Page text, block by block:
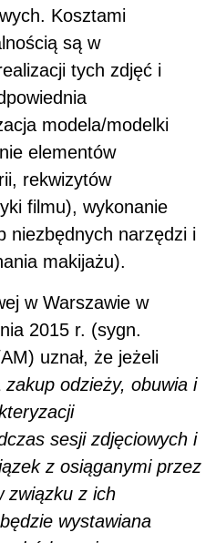
Kosztami
są w
tych zdjęć i
modela/modelki
elementów
rekwizytów
filmu), wykonanie
niezbędnych narzędzi i
makijażu).
w Warszawie w
2015 r. (sygn.
uznał, że jeżeli
odzieży, obuwia i
sesji zdjęciowych i
z osiąganymi przez
związku z ich
wystawiana